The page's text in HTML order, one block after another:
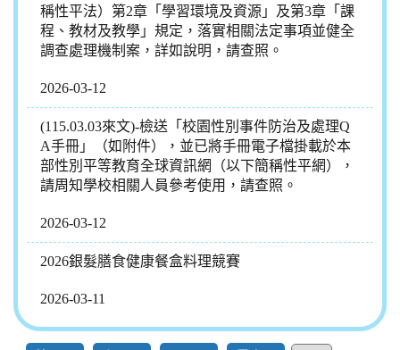
稱性平法）第2章「學習環境及資源」及第3章「課
程、教材及教學」規定，落實相關法定事項並健全
調查處理機制案，詳如說明，請查照。
2026-03-12
(115.03.03來文)-檢送「校園性別事件防治及處理Q
A手冊」（如附件），並已將手冊電子檔掛載於本
部性別平等教育全球資訊網（以下簡稱性平網），
請周知學校相關人員參考使用，請查照。
2026-03-12
2026銀髮膳食健康餐盒料理競賽
2026-03-11